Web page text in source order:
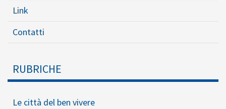
Link
Contatti
RUBRICHE
Le città del ben vivere